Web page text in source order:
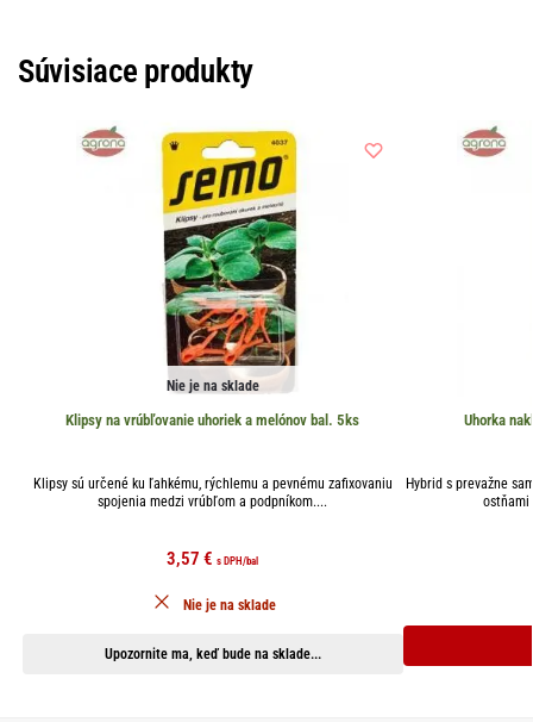
Súvisiace produkty
Nie je na sklade
Klipsy na vrúbľovanie uhoriek a melónov bal. 5ks
Klipsy sú určené ku ľahkému, rýchlemu a pevnému zafixovaniu
spojenia medzi vrúbľom a podpníkom....
3,57€ s DPH/bal
Upozornite ma, keď bude na sklade...
Nie je na sklade
Uhorka
Hybrid s prevažne
ostňami